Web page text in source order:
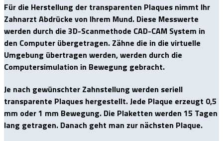
Für die Herstellung der transparenten Plaques nimmt Ihr
Zahnarzt Abdrücke von Ihrem Mund. Diese Messwerte
werden durch die 3D-Scanmethode CAD-CAM System in
den Computer übergetragen. Zähne die in die virtuelle
Umgebung übertragen werden, werden durch die
Computersimulation in Bewegung gebracht.
Je nach gewünschter Zahnstellung werden seriell
transparente Plaques hergestellt. Jede Plaque erzeugt 0,5
mm oder 1 mm Bewegung. Die Plaketten werden 15 Tagen
lang getragen. Danach geht man zur nächsten Plaque.